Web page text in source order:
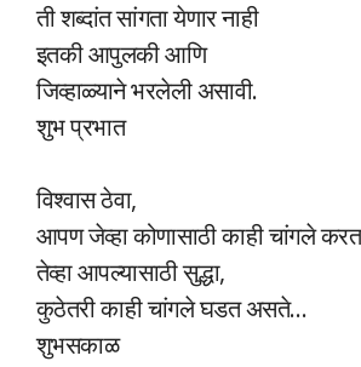
ती शब्दांत सांगता येणार नाही
इतकी आपुलकी आणि
जिव्हाळ्याने भरलेली असावी.
शुभ प्रभात
विश्वास ठेवा,
आपण जेव्हा कोणासाठी काही चांगले
तेव्हा आपल्यासाठी सुद्धा,
कुठेतरी काही चांगले घडत असते…
शुभसकाळ